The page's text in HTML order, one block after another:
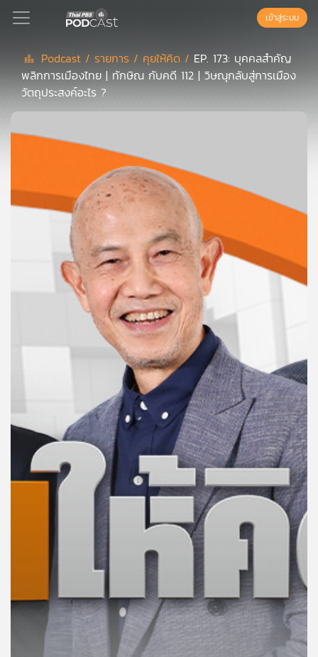
Podcast
เพล
แนะนำ
สต์
บทความ
ข่าว
เรา
เข้าสู่ระบบ
Podcast / รายการ / คุยให้คิด / EP. 173: บุคคลสำคัญ
พลิกการเมืองไทย | ทักษิณ กับคดี 112 | วิษณุกลับสู่การเมือง
วัตถุประสงค์อะไร ?